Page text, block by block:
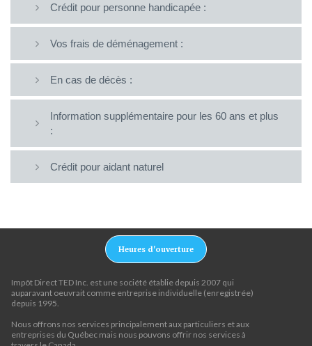
Crédit pour personne handicapée :
Vos frais de déménagement :
En cas de décès :
Information supplémentaire pour les 60 ans et plus
:
Crédit pour aidant naturel
Heures d'ouverture
Impôt Direct TED Inc. est une société établie depuis 2007 qui
auparavant oeuvrait comme entreprise individuelle (enregistrée)
depuis 1995.
Nous offrons nos services principalement aux particuliers et aux
entreprises du Québec mais nous pouvons offrir nos services à